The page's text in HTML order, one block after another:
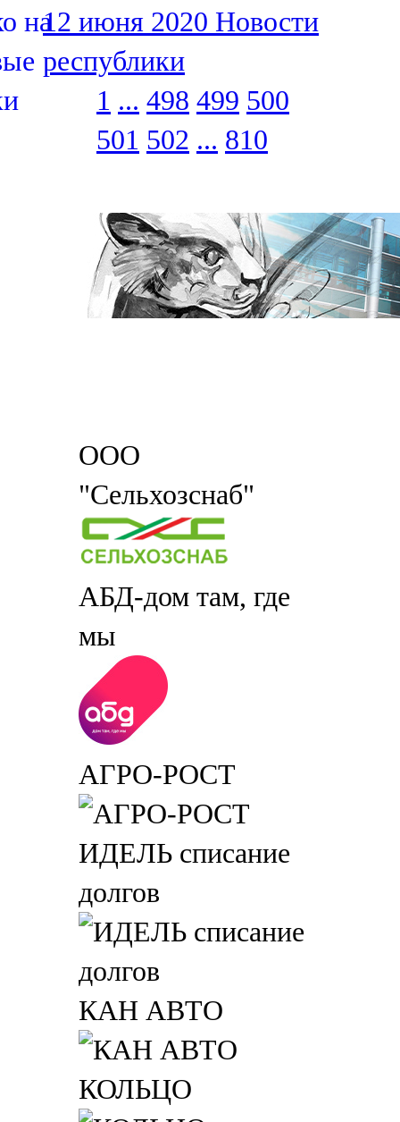
12 июня 2020 Новости
республики
1 ... 498 499 500
501 502 ... 810
ООО
"Сельхозснаб"
АБД-дом там, где
мы
АГРО-РОСТ
ИДЕЛЬ списание
долгов
КАН АВТО
КОЛЬЦО